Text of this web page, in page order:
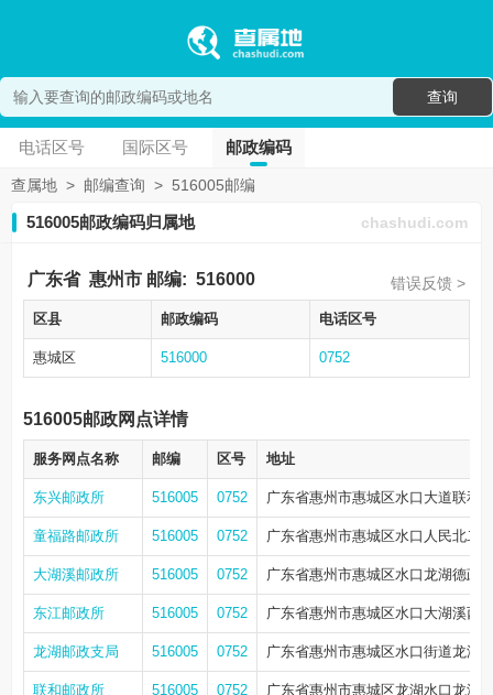
查询
电话区号 国际区号 邮政编码
查属地 > 邮编查询 > 516005邮编
516005邮政编码归属地 chashudi.com
广东省 惠州市 邮编: 516000 错误反馈 >
区县 邮政编码 电话区号
惠城区 516000 0752
516005邮政网点详情
服务网点名称 邮编 区号 地址
东兴邮政所 516005 0752 广东省惠州市惠城区水口大道联和
童福路邮政所 516005 0752 广东省惠州市惠城区水口人民北二
大湖溪邮政所 516005 0752 广东省惠州市惠城区水口龙湖德政
东江邮政所 516005 0752 广东省惠州市惠城区水口大湖溪西
龙湖邮政支局 516005 0752 广东省惠州市惠城区水口街道龙湖
联和邮政所 516005 0752 广东省惠州市惠城区龙湖水口龙湖